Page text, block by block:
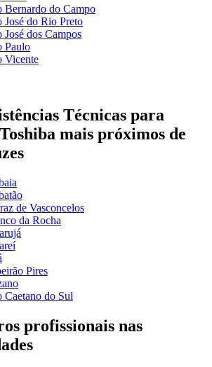
Bernardo do Campo
José do Rio Preto
José dos Campos
Paulo
Vicente
Técnicas para
mais próximos de
de Vasconcelos
da Rocha
Pires
Caetano do Sul
profissionais nas